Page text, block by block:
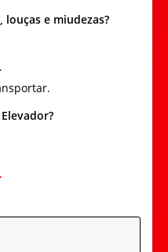
e miudezas?